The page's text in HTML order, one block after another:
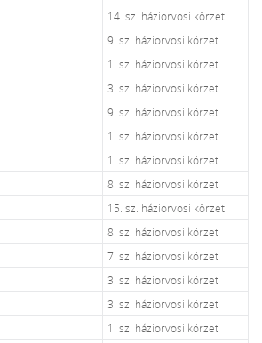
14. sz. háziorvosi körzet
9. sz. háziorvosi körzet
1. sz. háziorvosi körzet
3. sz. háziorvosi körzet
9. sz. háziorvosi körzet
1. sz. háziorvosi körzet
1. sz. háziorvosi körzet
8. sz. háziorvosi körzet
15. sz. háziorvosi körzet
8. sz. háziorvosi körzet
7. sz. háziorvosi körzet
3. sz. háziorvosi körzet
3. sz. háziorvosi körzet
1. sz. háziorvosi körzet